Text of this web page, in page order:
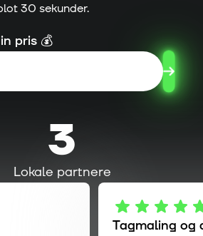
30 sekunder.
pris 💰
3
Lokale partnere
Tagmaling og